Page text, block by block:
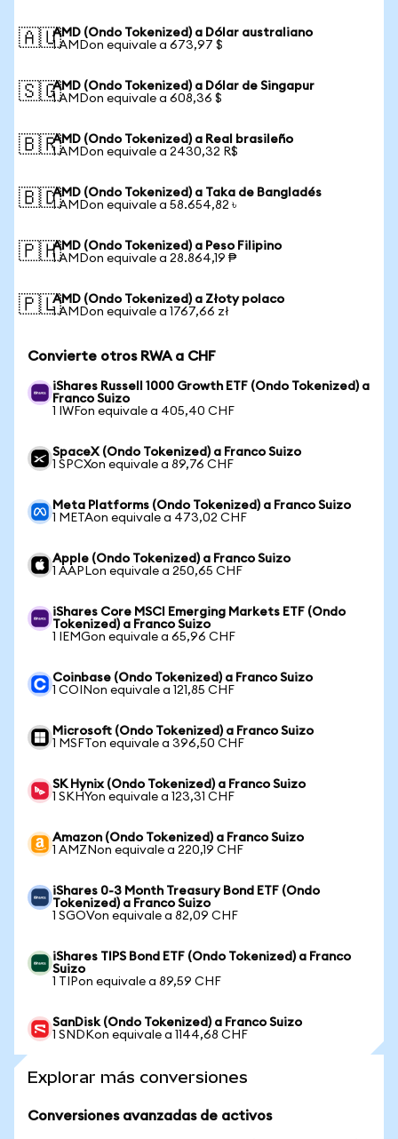
🇦🇺AMD (Ondo Tokenized) a Dólar australiano
1 AMDon equivale a 673,97 $
🇸🇬AMD (Ondo Tokenized) a Dólar de Singapur
1 AMDon equivale a 608,36 $
🇧🇷AMD (Ondo Tokenized) a Real brasileño
1 AMDon equivale a 2430,32 R$
🇧🇩AMD (Ondo Tokenized) a Taka de Bangladés
1 AMDon equivale a 58.654,82 ৳
🇵🇭AMD (Ondo Tokenized) a Peso Filipino
1 AMDon equivale a 28.864,19 ₱
🇵🇱AMD (Ondo Tokenized) a Złoty polaco
1 AMDon equivale a 1767,66 zł
Convierte otros RWA a CHF
iShares Russell 1000 Growth ETF (Ondo Tokenized) a
Franco Suizo
1 IWFon equivale a 405,40 CHF
SpaceX (Ondo Tokenized) a Franco Suizo
1 SPCXon equivale a 89,76 CHF
Meta Platforms (Ondo Tokenized) a Franco Suizo
1 METAon equivale a 473,02 CHF
Apple (Ondo Tokenized) a Franco Suizo
1 AAPLon equivale a 250,65 CHF
iShares Core MSCI Emerging Markets ETF (Ondo
Tokenized) a Franco Suizo
1 IEMGon equivale a 65,96 CHF
Coinbase (Ondo Tokenized) a Franco Suizo
1 COINon equivale a 121,85 CHF
Microsoft (Ondo Tokenized) a Franco Suizo
1 MSFTon equivale a 396,50 CHF
SK Hynix (Ondo Tokenized) a Franco Suizo
1 SKHYon equivale a 123,31 CHF
Amazon (Ondo Tokenized) a Franco Suizo
1 AMZNon equivale a 220,19 CHF
iShares 0-3 Month Treasury Bond ETF (Ondo
Tokenized) a Franco Suizo
1 SGOVon equivale a 82,09 CHF
iShares TIPS Bond ETF (Ondo Tokenized) a Franco
Suizo
1 TIPon equivale a 89,59 CHF
SanDisk (Ondo Tokenized) a Franco Suizo
1 SNDKon equivale a 1144,68 CHF
Explorar más conversiones
Conversiones avanzadas de activos